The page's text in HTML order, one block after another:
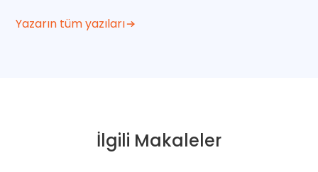
Yazarın tüm yazıları
İlgili Makaleler